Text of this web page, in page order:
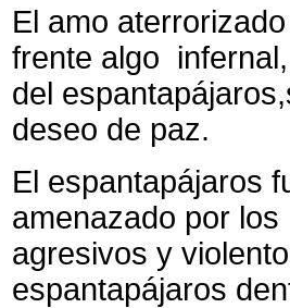
El amo
frente algo
del
deseo de paz.
El espantapájaros
amenazado por
agresivos y
espantapájaros